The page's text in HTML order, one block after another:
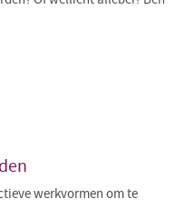
werkvormen om te